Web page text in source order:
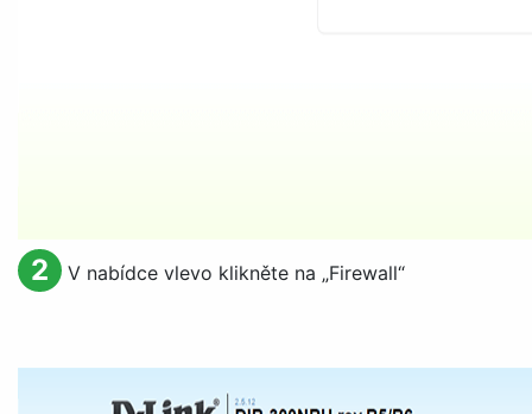
2 V nabídce vlevo klikněte na „Firewall“